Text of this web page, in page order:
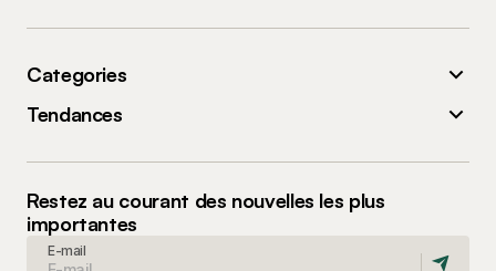
Categories
Tendances
Restez au courant des nouvelles les plus
importantes
E-mail